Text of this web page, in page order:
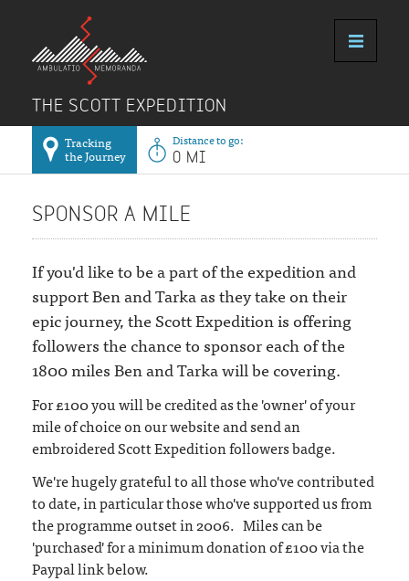
THE SCOTT EXPEDITION
Tracking
the Journey
Distance to go:
0 MI
SPONSOR A MILE
If you'd like to be a part of the expedition and
support Ben and Tarka as they take on their
epic journey, the Scott Expedition is offering
followers the chance to sponsor each of the
1800 miles Ben and Tarka will be covering.
For £100 you will be credited as the 'owner' of your
mile of choice on our website and send an
embroidered Scott Expedition followers badge.
We're hugely grateful to all those who've contributed
to date, in particular those who've supported us from
the programme outset in 2006. Miles can be
'purchased' for a minimum donation of £100 via the
Paypal link below.